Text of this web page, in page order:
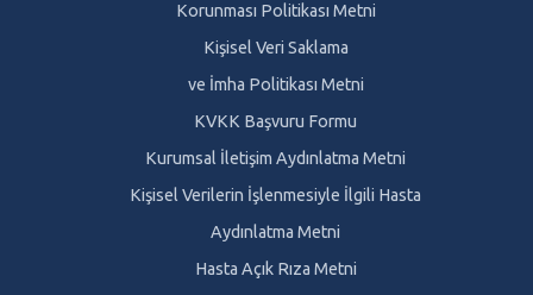
Korunması Politikası Metni
Kişisel Veri Saklama
ve İmha Politikası Metni
KVKK Başvuru Formu
Kurumsal İletişim Aydınlatma Metni
Kişisel Verilerin İşlenmesiyle İlgili Hasta
Aydınlatma Metni
Hasta Açık Rıza Metni